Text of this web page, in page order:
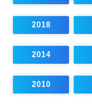
2018
2014
2010